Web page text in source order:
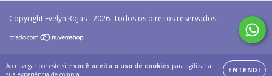
Ao navegar por este site você aceita o uso de cookies para agilizar a
sua experiência de compra.
ENTENDI
Copyright Evelyn Rojas - 2026. Todos os direitos reservados.